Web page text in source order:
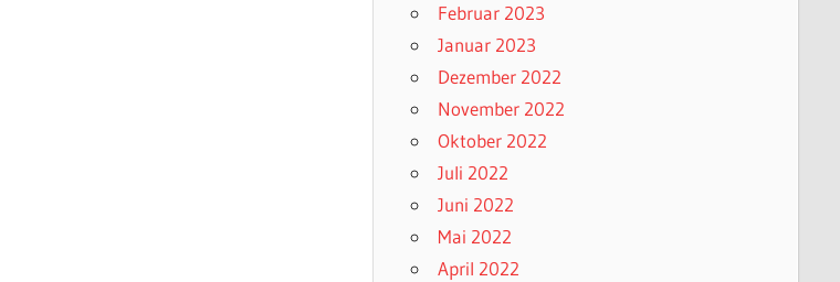
Februar 2023
Januar 2023
Dezember 2022
November 2022
Oktober 2022
Juli 2022
Juni 2022
Mai 2022
April 2022